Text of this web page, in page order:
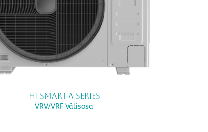
Hi-Smart A Series
VRV/VRF Välisosa